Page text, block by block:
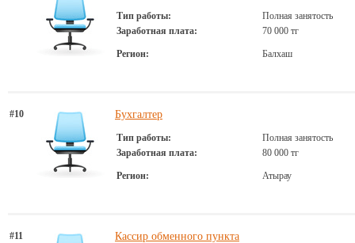
Тип работы:
Полная занятость
Заработная плата:
70 000 тг
Регион: Балхаш
#10 Бухгалтер
Тип работы:
Полная занятость
Заработная плата:
80 000 тг
Регион: Атырау
#11 Кассир обменного пункта